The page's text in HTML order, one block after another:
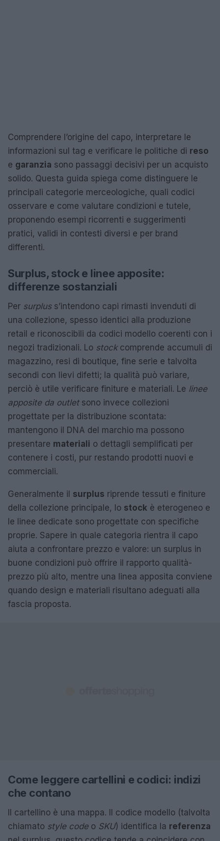
Comprendere l’origine del capo, interpretare le
informazioni sul tag e verificare le politiche di reso
e garanzia sono passaggi decisivi per un acquisto
solido. Questa guida spiega come distinguere le
principali categorie merceologiche, quali codici
osservare e come valutare condizioni e tutele,
proponendo esempi ricorrenti e suggerimenti
pratici, validi in contesti diversi e per brand
differenti.
Surplus, stock e linee apposite:
differenze sostanziali
Per surpluss’intendono capi rimasti invenduti di
una collezione, spesso identici alla produzione
retail e riconoscibili da codici modello coerenti con i
negozi tradizionali. Lo stockcomprende accumuli di
magazzino, resi di boutique, fine serie e talvolta
secondi con lievi difetti; la qualità può variare,
perciò è utile verificare finiture e materiali. Le linee
apposite da outletsono invece collezioni
progettate per la distribuzione scontata:
mantengono il DNA del marchio ma possono
presentare materiali o dettagli semplificati per
contenere i costi, pur restando prodotti nuovi e
commerciali.
Generalmente il surplus riprende tessuti e finiture
della collezione principale, lo stock è eterogeneo e
le linee dedicate sono progettate con specifiche
proprie. Sapere in quale categoria rientra il capo
aiuta a confrontare prezzo e valore: un surplus in
buone condizioni può offrire il rapporto qualità-
prezzo più alto, mentre una linea apposita conviene
quando design e materiali risultano adeguati alla
fascia proposta.
Come leggere cartellini e codici: indizi
che contano
Il cartellino è una mappa. Il codice modello (talvolta
chiamato style codeo SKU) identifica la referenza